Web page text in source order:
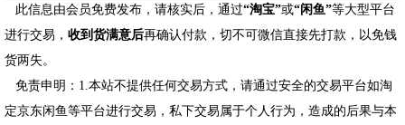
此信息由会员免费发布，请核实后，通过“淘宝”或“闲鱼”等大型平台
进行交易， 收到货满意后再确认付款，切不可微信直接先打款，以免钱
货两失。
免责申明：1.本站不提供任何交易方式，请通过安全的交易平台如淘
定京东闲鱼等平台进行交易，私下交易属于个人行为，造成的后果与本